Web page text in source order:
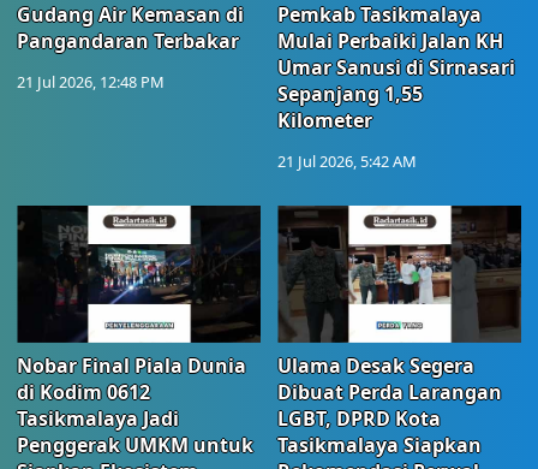
Gudang Air Kemasan di
Pangandaran Terbakar
21 Jul 2026, 12:48 PM
Pemkab Tasikmalaya
Mulai Perbaiki Jalan KH
Umar Sanusi di Sirnasari
Sepanjang 1,55
Kilometer
21 Jul 2026, 5:42 AM
Nobar Final Piala Dunia
di Kodim 0612
Tasikmalaya Jadi
Penggerak UMKM untuk
Ulama Desak Segera
Dibuat Perda Larangan
LGBT, DPRD Kota
Tasikmalaya Siapkan